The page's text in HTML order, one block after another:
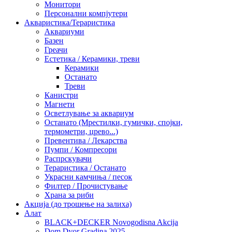
Монитори
Персонални компјутери
Акваристика/Тераристика
Аквариуми
Базен
Греачи
Естетика / Керамики, треви
Керамики
Останато
Треви
Канистри
Магнети
Осветлување за аквариум
Останато (Мрестилки, гумички, спојки,
термометри, црево...)
Превентива / Лекарства
Пумпи / Компресори
Распрскувачи
Тераристика / Останато
Украсни камчиња / песок
Филтер / Прочистување
Храна за риби
Акција (до трошење на залиха)
Алат
BLACK+DECKER Novogodisna Akcija